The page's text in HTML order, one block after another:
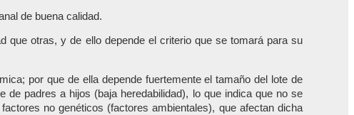
de buena calidad.
que otras, y de ello depende el criterio que se tomará para su
por que de ella depende fuertemente el tamaño del lote de
padres a hijos (baja heredabilidad), lo que indica que no se
no genéticos (factores ambientales), que afectan dicha